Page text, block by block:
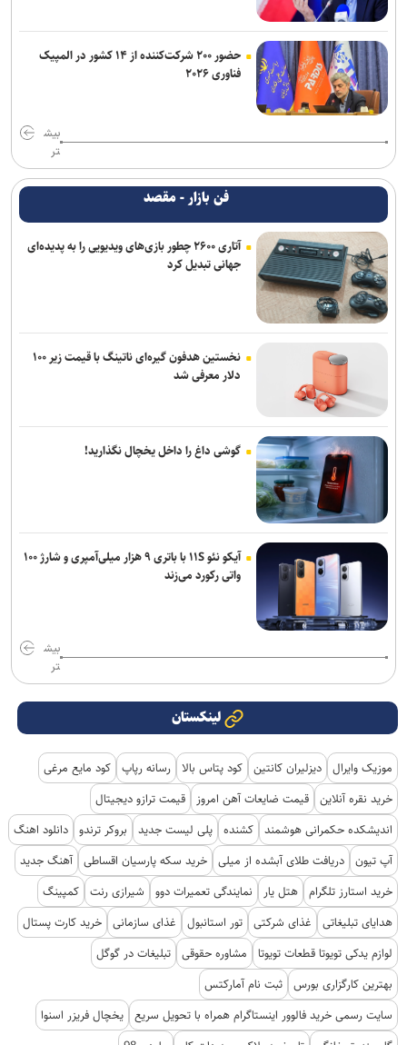
حضور ۲۰۰ شرکت‌کننده از ۱۴ کشور در المپیک
فناوری ۲۰۲۶
بیش
تر
فن بازار - مقصد
آتاری ۲۶۰۰ چطور بازی‌های ویدیویی را به پدیده‌ای
جهانی تبدیل کرد
نخستین هدفون گیره‌ای ناتینگ با قیمت زیر ۱۰۰
دلار معرفی شد
گوشی داغ را داخل یخچال نگذارید!
آیکو نئو ۱۱S با باتری ۹ هزار میلی‌آمپری و شارژ ۱۰۰
واتی رکورد می‌زند
بیش
تر
لینکستان
موزیک وایرال دیزلیران کانتین کود پتاس بالا رسانه رپاپ کود مایع مرغی
خرید نقره آنلاین قیمت ضایعات آهن امروز
قیمت ترازو دیجیتال
اندیشکده حکمرانی هوشمند کشنده پلی لیست جدید بروکر ترندو دانلود اهنگ
آپ تیون دریافت طلای آبشده از میلی خرید سکه پارسیان اقساطی آهنگ جدید
خرید استارز تلگرام هتل یار نمایندگی تعمیرات دوو شیرازی رنت کمپینگ
هدایای تبلیغاتی
غذای شرکتی تور استانبول غذای سازمانی خرید کارت پستال
لوازم یدکی تویوتا قطعات تویوتا
مشاوره حقوقی تبلیغات در گوگل
بهترین کارگزاری بورس ثبت نام آمارکتس
سایت رسمی خرید فالوور اینستاگرام همراه با تحویل سریع یخچال فریزر اسنوا